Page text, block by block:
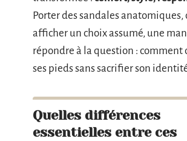
Porter des sandales anatomiques,
afficher un choix assumé, une
répondre à la question : comment
ses pieds sans sacrifier son
Quelles différences
essentielles entre ces